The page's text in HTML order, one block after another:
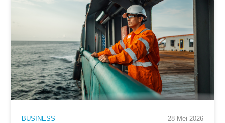
BUSINESS 28 Mei 2026